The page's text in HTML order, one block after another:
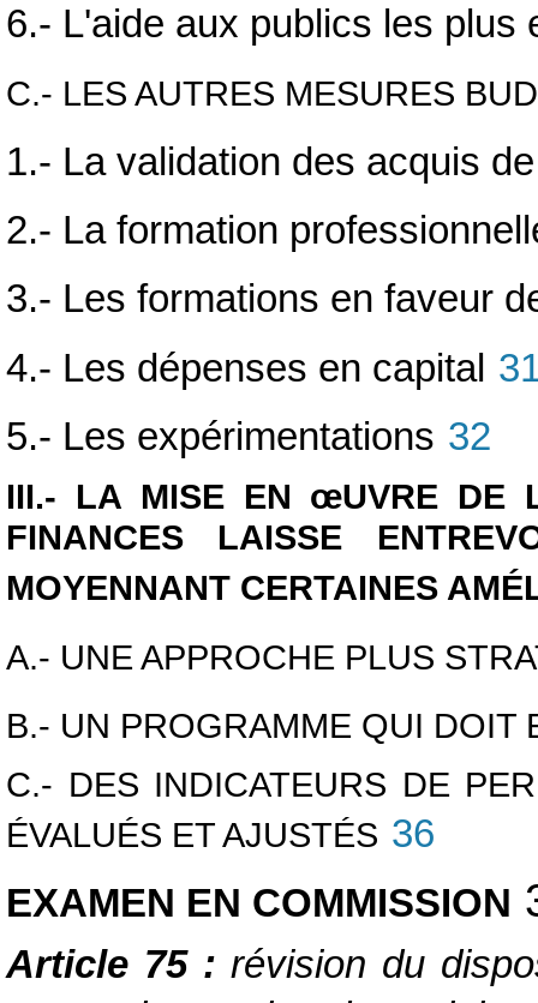
6.- L'aide aux publics les plus
C.- LES AUTRES MESURES
1.- La validation des acquis
2.- La formation
3.- Les formations en faveur
4.- Les dépenses en capital
5.- Les expérimentations 32
III.- LA MISE EN œUVRE DE
FINANCES LAISSE
MOYENNANT CERTAINES
A.- UNE APPROCHE PLUS
B.- UN PROGRAMME QUI DOIT
C.- DES INDICATEURS DE
ÉVALUÉS ET AJUSTÉS 36
EXAMEN EN COMMISSION
Article 75 :révision du